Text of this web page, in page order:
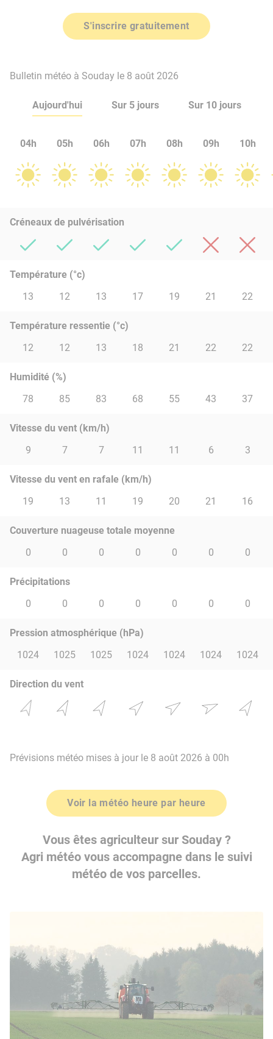
S'inscrire gratuitement
Bulletin météo à Souday le 8 août 2026
Aujourd'hui Sur 5 jours Sur 10 jours
04h 05h 06h 07h 08h 09h 10h
Créneaux de pulvérisation
Température (°c)
13
12 13 17 19 21 22
Température ressentie (°c)
12
12 13 18 21 22 22
Humidité (%)
78
85 83 68 55 43 37
Vitesse du vent (km/h)
9
7 7 11 11 6 3
Vitesse du vent en rafale (km/h)
19
13 11 19 20 21 16
Couverture nuageuse totale moyenne
0
0 0 0 0 0 0
Précipitations
0
0 0 0 0 0 0
Pression atmosphérique (hPa)
1024
1025 1025 1024 1024 1024 1024
Direction du vent
Prévisions météo mises à jour le 8 août 2026 à 00h
Voir la météo heure par heure
Vous êtes agriculteur sur Souday ?
Agri météo vous accompagne dans le suivi
météo de vos parcelles.